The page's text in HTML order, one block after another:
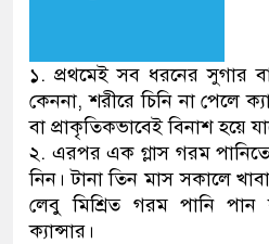
১. প্রথমেই সব ধরনের সুগার
কেননা, শরীরে চিনি না পেলে
বা প্রাকৃতিকভাবেই বিনাশ হয়ে
২. এরপর এক গ্লাস গরম
নিন। টানা তিন মাস সকালে
লেবু মিশ্রিত গরম পানি
ক্যান্সার।